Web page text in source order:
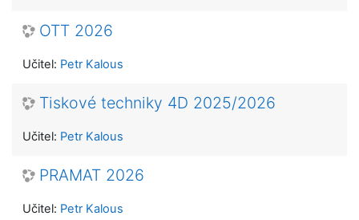
OTT 2026
Učitel: Petr Kalous
Tiskové techniky 4D 2025/2026
Učitel: Petr Kalous
PRAMAT 2026
Učitel: Petr Kalous